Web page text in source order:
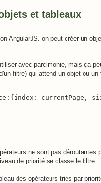
et tableaux
AngularJS, on peut créer un
avec parcimonie, mais ça
filtre) qui attend un objet ou un
currentPage,
ne sont pas
de priorité se classe le filtre.
des opérateurs triés par